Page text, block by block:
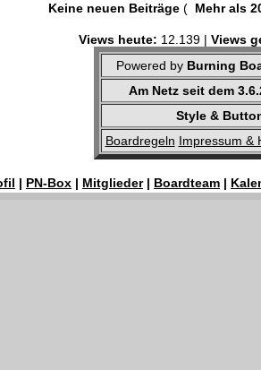
Keine neuen Beiträge ( Mehr als
Views heute: 12.139 | Views
Powered by Burning
Am Netz seit dem
Style &
Boardregeln Impressum &
| PN-Box | Mitglieder| Boardteam |